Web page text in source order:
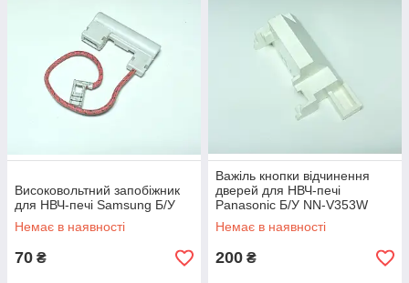
Високовольтний запобіжник
для НВЧ-печі Samsung Б/У
Немає в наявності
70 ₴
Важіль кнопки відчинення
дверей для НВЧ-печі
Panasonic Б/У NN-V353W
Немає в наявності
200 ₴